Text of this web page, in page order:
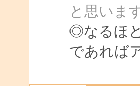
と思いま
◎なるほ
であれば